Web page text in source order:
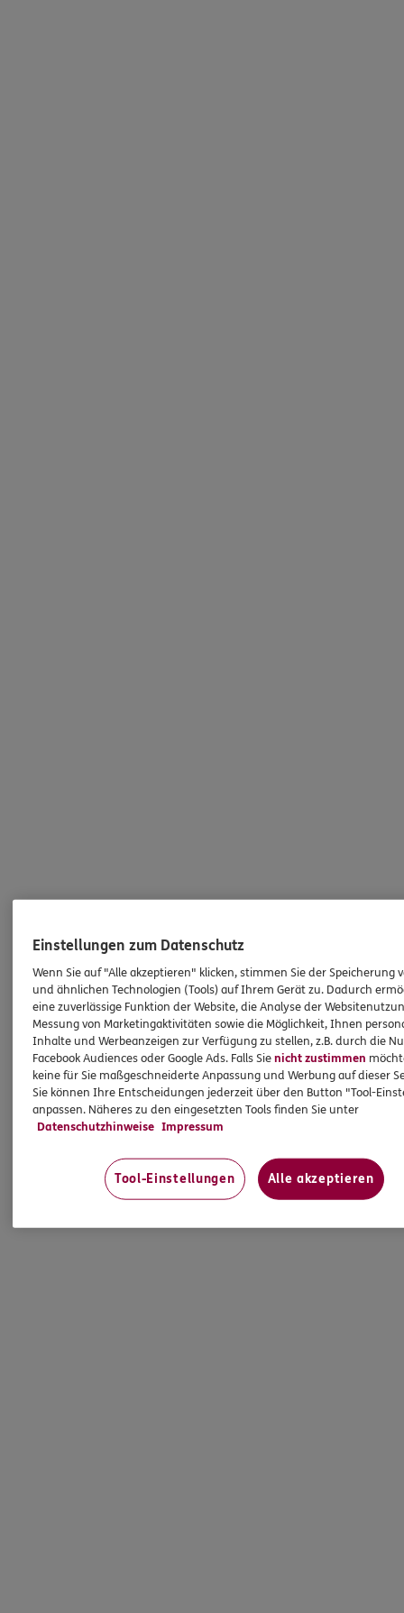
Einstellungen zum Datenschutz
Wenn Sie auf "Alle akzeptieren" klicken, stimmen Sie der Speicherung
und ähnlichen Technologien (Tools) auf Ihrem Gerät zu. Dadurch
eine zuverlässige Funktion der Website, die Analyse der
Messung von Marketingaktivitäten sowie die Möglichkeit, Ihnen
Inhalte und Werbeanzeigen zur Verfügung zu stellen, z.B. durch die
Facebook Audiences oder Google Ads. Falls Sienicht zustimmen
keine für Sie maßgeschneiderte Anpassung und Werbung auf dieser
Sie können Ihre Entscheidungen jederzeit über den Button "Tool-
anpassen. Näheres zu den eingesetzten Tools finden Sie unter
Datenschutzhinweise Impressum
Tool-Einstellungen Alle akzeptieren